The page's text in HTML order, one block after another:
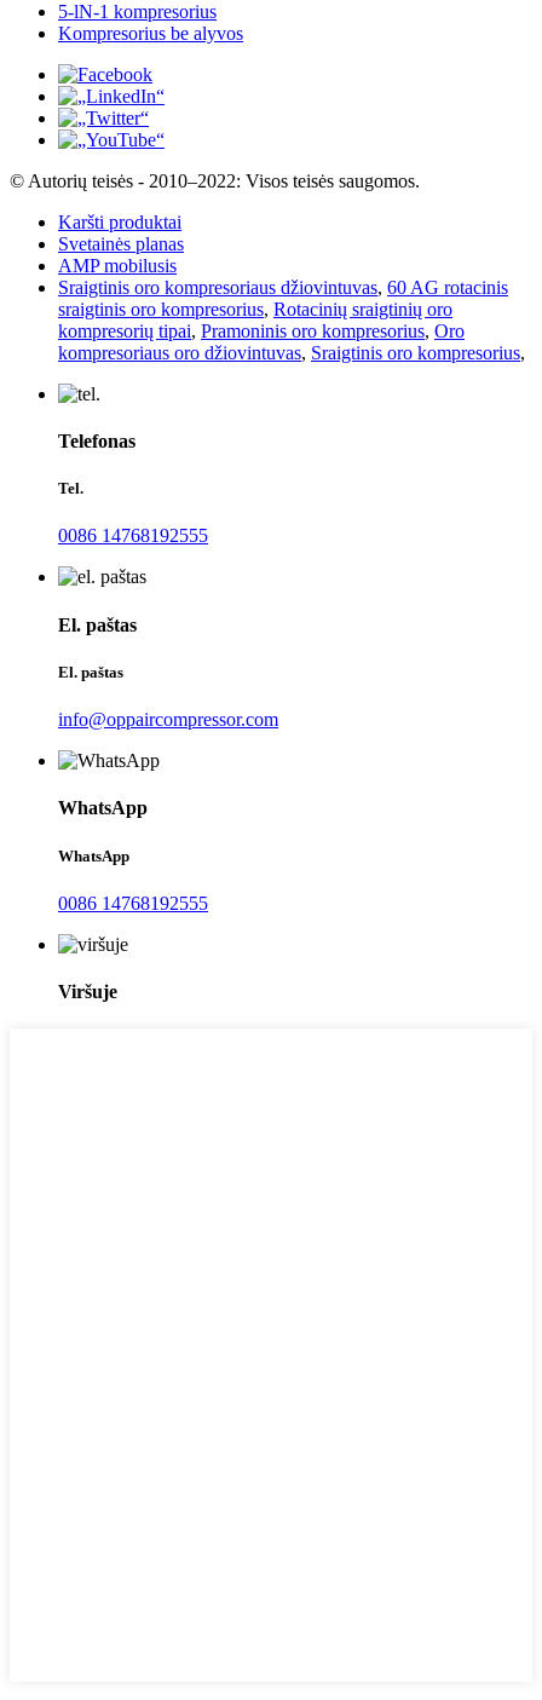
5-lN-1 kompresorius
Kompresorius be alyvos
© Autorių teisės - 2010–2022: Visos teisės saugomos.
Karšti produktai
Svetainės planas
AMP mobilusis
Sraigtinis oro kompresoriaus džiovintuvas, 60 AG rotacinis
sraigtinis oro kompresorius, Rotacinių sraigtinių oro
kompresorių tipai, Pramoninis oro kompresorius, Oro
kompresoriaus oro džiovintuvas, Sraigtinis oro kompresorius,
Telefonas
Tel.
0086 14768192555
El. paštas
El. paštas
info@oppaircompressor.com
WhatsApp
WhatsApp
0086 14768192555
Viršuje